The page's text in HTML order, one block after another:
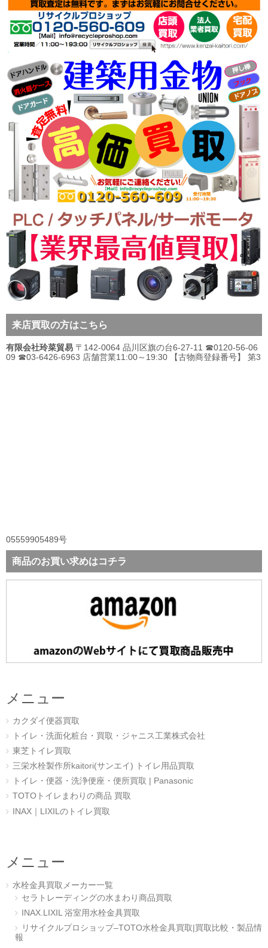
来店買取の方はこちら
有限会社玲菜貿易 〒142-0064 品川区旗の台6-27-11 ☎0120-56-06
09 ☎03-6426-6963 店舗営業11:00～19:30 【古物商登録番号】 第3
05559905489号
商品のお買い求めはコチラ
メニュー
カクダイ便器買取
トイレ・洗面化粧台・買取・ジャニス工業株式会社
東芝トイレ買取
三栄水栓製作所kaitori(サンエイ) トイレ用品買取
トイレ・便器・洗浄便座・便所買取 | Panasonic
TOTOトイレまわりの商品 買取
INAX｜LIXILのトイレ買取
メニュー
水栓金具買取メーカー一覧
セラトレーディングの水まわり商品買取
INAX.LIXIL 浴室用水栓金具買取
リサイクルプロショップ–TOTO水栓金具買取|買取比較・製品情
報